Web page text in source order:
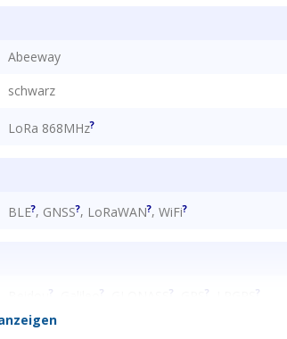
Abeeway
schwarz
LoRa 868MHz?
BLE?, GNSS?, LoRaWAN?, WiFi?
? ? ? ? ?
RSSI Signal Strength